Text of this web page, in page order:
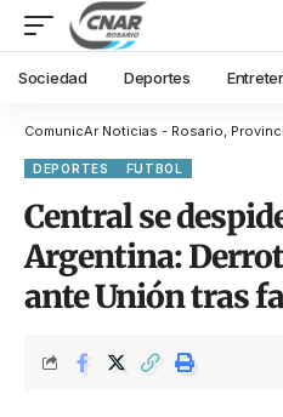
Sociedad Deportes
ComunicAr Noticias - Rosario,
DEPORTES FUTBOL
Central se
Argentina:
ante Unión tras